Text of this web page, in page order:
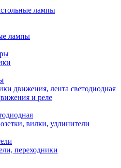
лампы
лампы
движения, лента светодиодная
и реле
вилки, удлинители
переходники